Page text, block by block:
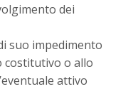
dei
suo impedimento
costitutivo o allo
attivo